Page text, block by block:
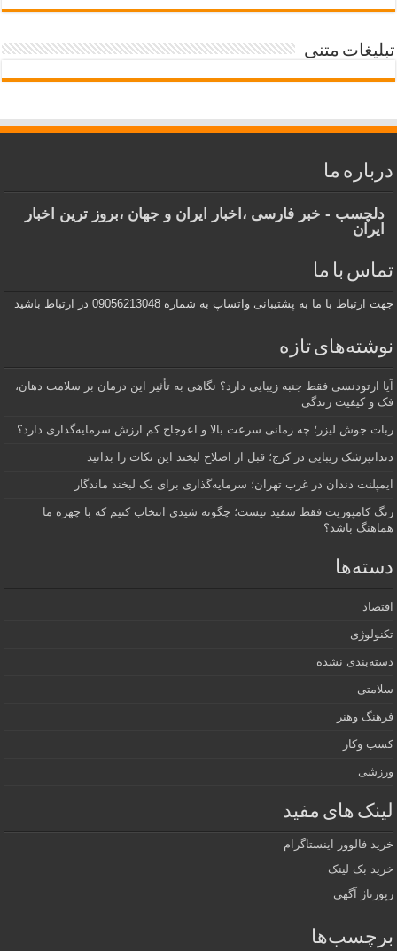
تبلیغات متنی
درباره ما
دلچسب - خبر فارسی ،اخبار ایران و جهان ،بروز ترین اخبار
ایران
تماس با ما
جهت ارتباط با ما به پشتیبانی واتساپ به شماره 09056213048 در ارتباط باشید
نوشته‌های تازه
آیا ارتودنسی فقط جنبه زیبایی دارد؟ نگاهی به تأثیر این درمان بر سلامت دهان،
فک و کیفیت زندگی
ربات جوش لیزر؛ چه زمانی سرعت بالا و اعوجاج کم ارزش سرمایه‌گذاری دارد؟
دندانپزشک زیبایی در کرج؛ قبل از اصلاح لبخند این نکات را بدانید
ایمپلنت دندان در غرب تهران؛ سرمایه‌گذاری برای یک لبخند ماندگار
رنگ کامپوزیت فقط سفید نیست؛ چگونه شیدی انتخاب کنیم که با چهره ما
هماهنگ باشد؟
دسته‌ها
اقتصاد
تکنولوژی
دسته‌بندی نشده
سلامتی
فرهنگ وهنر
کسب وکار
ورزشی
لینک های مفید
خرید فالوور اینستاگرام
خرید بک لینک
رپورتاژ آگهی
برچسب‌ها